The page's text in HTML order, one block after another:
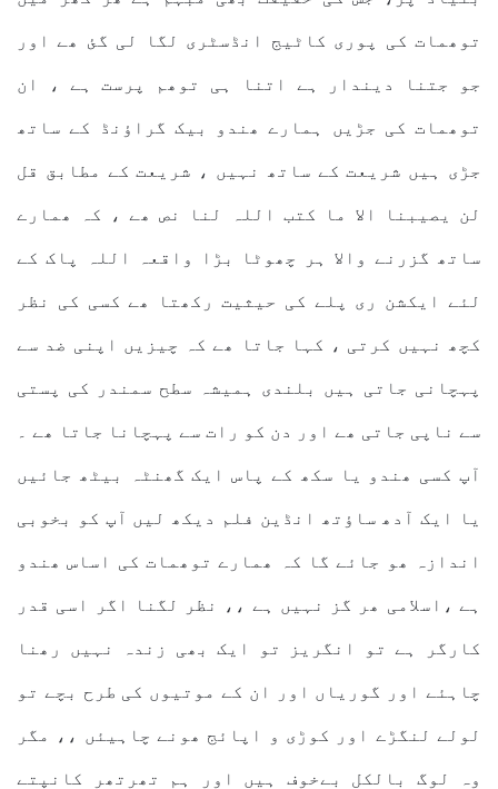
توھمات کی پوری کاٹیج انڈسٹری لگا لی گئ ھے اور
جو جتنا دیندار ہے اتنا ہی توھم پرست ہے ، ان
توھمات کی جڑیں ہمارے ھندو بیک گراؤنڈ کے ساتھ
جڑی ہیں شریعت کے ساتھ نہیں ، شریعت کے مطابق قل
لن یصیبنا الا ما کتب اللہ لنا نص ھے ، کہ ھمارے
ساتھ گزرنے والا ہر چھوٹا بڑا واقعہ اللہ پاک کے
لئے ایکشن ری پلے کی حیثیت رکھتا ھے کسی کی نظر
کچھ نہیں کرتی ، کہا جاتا ھے کہ چیزیں اپنی ضد سے
پہچانی جاتی ہیں بلندی ہمیشہ سطح سمندر کی پستی
سے ناپی جاتی ھے اور دن کو رات سے پہچانا جاتا ھے ۔
آپ کسی ھندو یا سکھ کے پاس ایک گھنٹہ بیٹھ جائیں
یا ایک آدھ ساؤتھ انڈین فلم دیکھ لیں آپ کو بخوبی
اندازہ ھو جائے گا کہ ھمارے توھمات کی اساس ھندو
ہے ،اسلامی ھر گز نہیں ہے ،، نظر لگنا اگر اسی قدر
کارگر ہے تو انگریز تو ایک بھی زندہ نہیں رھنا
چاہئے اور گوریاں اور ان کے موتیوں کی طرح بچے تو
لولے لنگڑے اور کوڑی و اپائج ھونے چاہیئں ،، مگر
وہ لوگ بالکل بےخوف ہیں اور ہم تھرتھر کانپتے